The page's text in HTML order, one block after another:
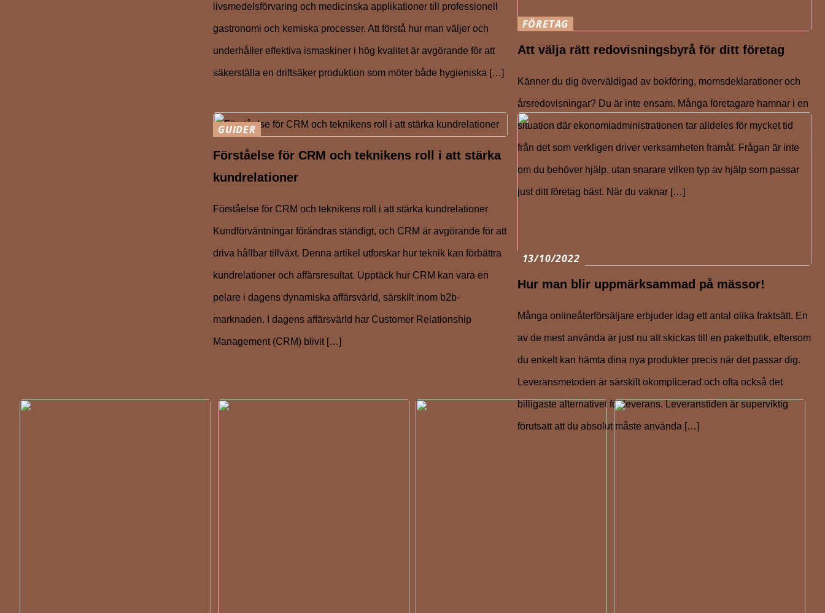
livsmedelsförvaring och medicinska applikationer till professionell
gastronomi och kemiska processer. Att förstå hur man väljer och
underhåller effektiva ismaskiner i hög kvalitet är avgörande för att
säkerställa en driftsäker produktion som möter både hygieniska […]
FÖRETAG
Att välja rätt redovisningsbyrå för ditt företag
Känner du dig överväldigad av bokföring, momsdeklarationer och
årsredovisningar? Du är inte ensam. Många företagare hamnar i en
situation där ekonomiadministrationen tar alldeles för mycket tid
från det som verkligen driver verksamheten framåt. Frågan är inte
om du behöver hjälp, utan snarare vilken typ av hjälp som passar
just ditt företag bäst. När du vaknar […]
GUIDER
Förståelse för CRM och teknikens roll i att stärka
kundrelationer
Förståelse för CRM och teknikens roll i att stärka kundrelationer
Kundförväntningar förändras ständigt, och CRM är avgörande för att
driva hållbar tillväxt. Denna artikel utforskar hur teknik kan förbättra
kundrelationer och affärsresultat. Upptäck hur CRM kan vara en
pelare i dagens dynamiska affärsvärld, särskilt inom b2b-
marknaden. I dagens affärsvärld har Customer Relationship
Management (CRM) blivit […]
13/10/2022
Hur man blir uppmärksammad på mässor!
Många onlineåterförsäljare erbjuder idag ett antal olika fraktsätt. En
av de mest använda är just nu att skickas till en paketbutik, eftersom
du enkelt kan hämta dina nya produkter precis när det passar dig.
Leveransmetoden är särskilt okomplicerad och ofta också det
billigaste alternativet för leverans. Leveranstiden är superviktig
förutsatt att du absolut måste använda […]